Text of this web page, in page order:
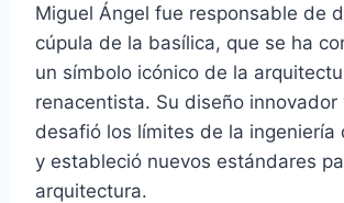
Miguel Ángel fue responsable de
cúpula de la basílica, que se ha
un símbolo icónico de la
renacentista. Su diseño innovador
desafió los límites de la ingeniería
y estableció nuevos estándares
arquitectura.